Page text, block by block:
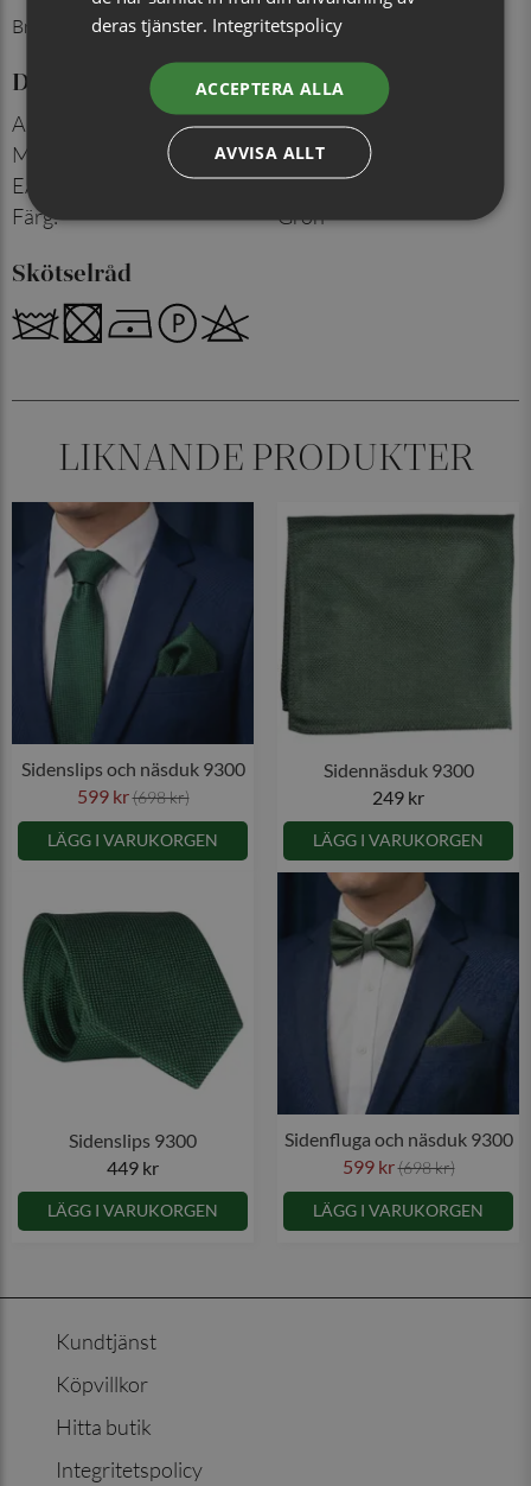
Bredd: 12 cm
Detaljer
Artikelnummer
714003721
Material
100% siden
EAN
7350171067795
Färg: Grön
Skötselråd
LIKNANDE PRODUKTER
Sidenslips och näsduk 9300
599 kr(698 kr)
LÄGG I VARUKORGEN
Sidennäsduk 9300
249 kr
LÄGG I VARUKORGEN
Sidenslips 9300
449 kr
LÄGG I VARUKORGEN
Sidenfluga och näsduk 9300
599 kr(698 kr)
LÄGG I VARUKORGEN
Kundtjänst
Köpvillkor
Hitta butik
Integritetspolicy
deras tjänster. Integritetspolicy
ACCEPTERA ALLA
AVVISA ALLT